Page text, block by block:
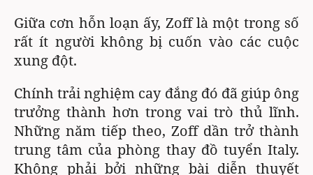
Giữa cơn hỗn loạn ấy, Zoff là một trong số
rất ít người không bị cuốn vào các cuộc
xung đột.
Chính trải nghiệm cay đắng đó đã giúp ông
trưởng thành hơn trong vai trò thủ lĩnh.
Những năm tiếp theo, Zoff dần trở thành
trung tâm của phòng thay đồ tuyển Italy.
Không phải bởi những bài diễn thuyết